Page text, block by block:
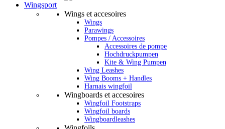
Wingsport
Wings et accesoires
Wings
Parawings
Pompes / Accessoires
Accessoires de pompe
Hochdruckpumpen
Kite & Wing Pumpen
Wing Leashes
Wing Booms + Handles
Harnais wingfoil
Wingboards et accesoires
Wingfoil Footstraps
Wingfoil boards
Wingboardleashes